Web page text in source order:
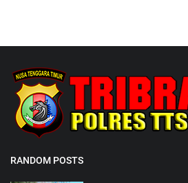
RANDOM POSTS